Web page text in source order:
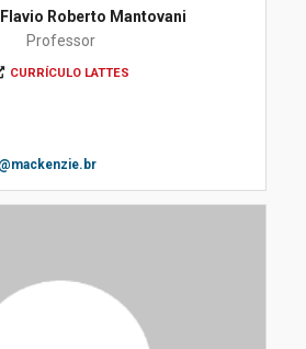
Roberto Mantovani
Professor
CURRÍCULO LATTES